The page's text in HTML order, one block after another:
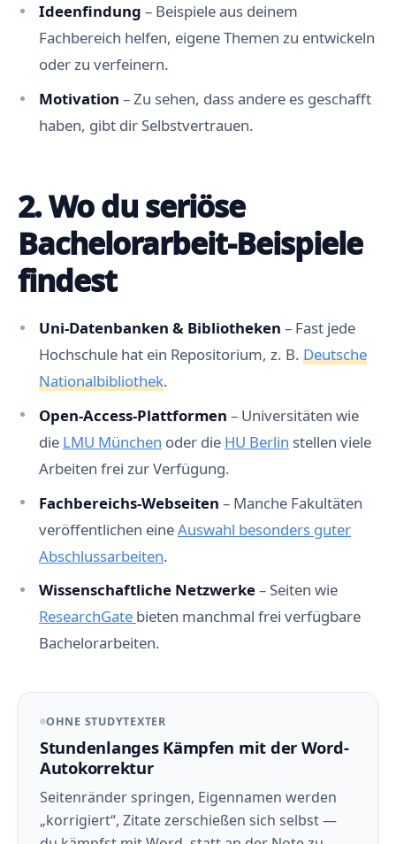
Ideenfindung – Beispiele aus deinem
Fachbereich helfen, eigene Themen zu entwickeln
oder zu verfeinern.
Motivation – Zu sehen, dass andere es geschafft
haben, gibt dir Selbstvertrauen.
2. Wo du seriöse
Bachelorarbeit-Beispiele
findest
Uni-Datenbanken & Bibliotheken – Fast jede
Hochschule hat ein Repositorium, z. B. Deutsche
Nationalbibliothek.
Open-Access-Plattformen – Universitäten wie
die LMU München oder die HU Berlin stellen viele
Arbeiten frei zur Verfügung.
Fachbereichs-Webseiten – Manche Fakultäten
veröffentlichen eineAuswahl besonders guter
Abschlussarbeiten.
Wissenschaftliche Netzwerke– Seiten wie
ResearchGate bieten manchmal frei verfügbare
Bachelorarbeiten.
OHNE STUDYTEXTER
Stundenlanges Kämpfen mit der Word-
Autokorrektur
Seitenränder springen, Eigennamen werden
„korrigiert“, Zitate zerschießen sich selbst —